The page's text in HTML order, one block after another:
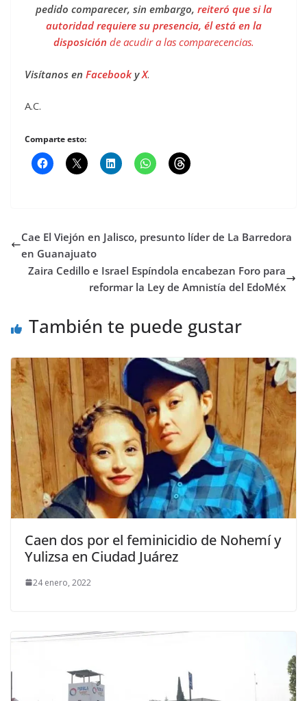
pedido comparecer, sin embargo, reiteró que si la
autoridad requiere su presencia, él está en la
disposición de acudir a las comparecencias.
Visítanos en FacebookyX.
A.C.
Comparte esto:
Cae El Viejón en Jalisco, presunto líder de La Barredora
en Guanajuato
Zaira Cedillo e Israel Espíndola encabezan Foro para
reformar la Ley de Amnistía del EdoMéx
También te puede gustar
Caen dos por el feminicidio de Nohemí y
Yulizsa en Ciudad Juárez
24 enero, 2022